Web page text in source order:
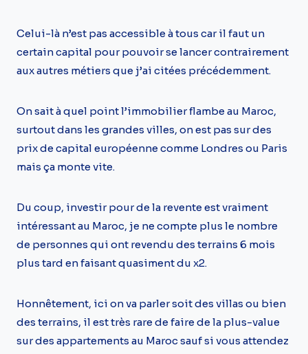
Celui-là n’est pas accessible à tous car il faut un
certain capital pour pouvoir se lancer contrairement
aux autres métiers que j’ai citées précédemment.
On sait à quel point l’immobilier flambe au Maroc,
surtout dans les grandes villes, on est pas sur des
prix de capital européenne comme Londres ou Paris
mais ça monte vite.
Du coup, investir pour de la revente est vraiment
intéressant au Maroc, je ne compte plus le nombre
de personnes qui ont revendu des terrains 6 mois
plus tard en faisant quasiment du x2.
Honnêtement, ici on va parler soit des villas ou bien
des terrains, il est très rare de faire de la plus-value
sur des appartements au Maroc sauf si vous attendez